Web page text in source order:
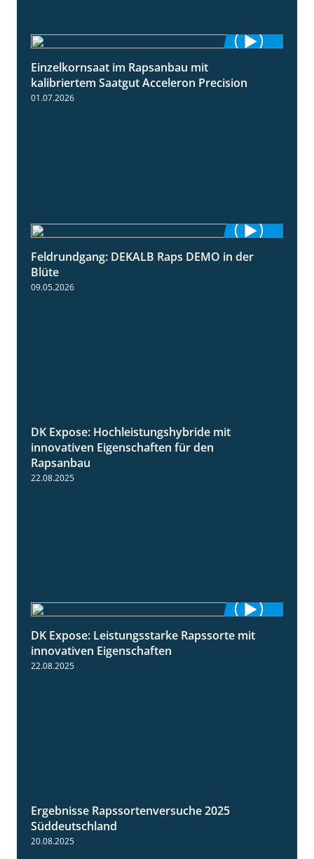
Einzelkornsaat im Rapsanbau mit
kalibriertem Saatgut Acceleron Precision
01.07.2026
2:37
Feldrundgang: DEKALB Raps DEMO in der
Blüte
09.05.2026
DK Expose: Hochleistungshybride mit
innovativen Eigenschaften für den
Rapsanbau
2:28
DK Expose: Leistungsstarke Rapssorte mit
innovativen Eigenschaften
22.08.2025
Ergebnisse Rapssortenversuche 2025
Süddeutschland
20.08.2025